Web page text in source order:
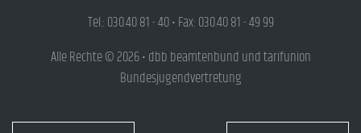
Tel.: 030.40 81 - 40 • Fax: 030.40 81 - 49 99
Alle Rechte © 2026 • dbb beamtenbund und tarifunion
Bundesjugendvertretung